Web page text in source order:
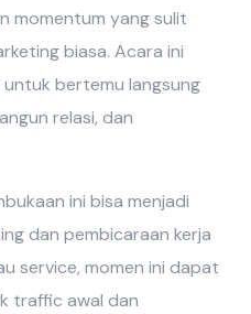
momentum yang sulit
biasa. Acara ini
bertemu langsung
relasi, dan
ini bisa menjadi
dan pembicaraan kerja
service, momen ini dapat
traffic awal dan